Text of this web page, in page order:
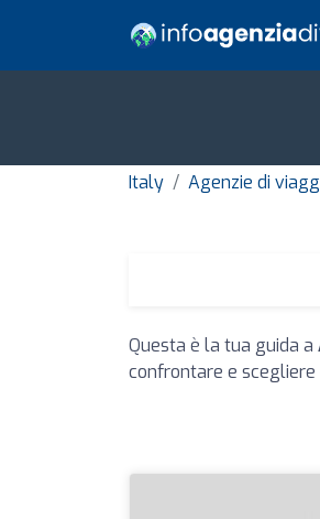
Italy Agenzie di
Questa è la tua guida a
confrontare e scegliere